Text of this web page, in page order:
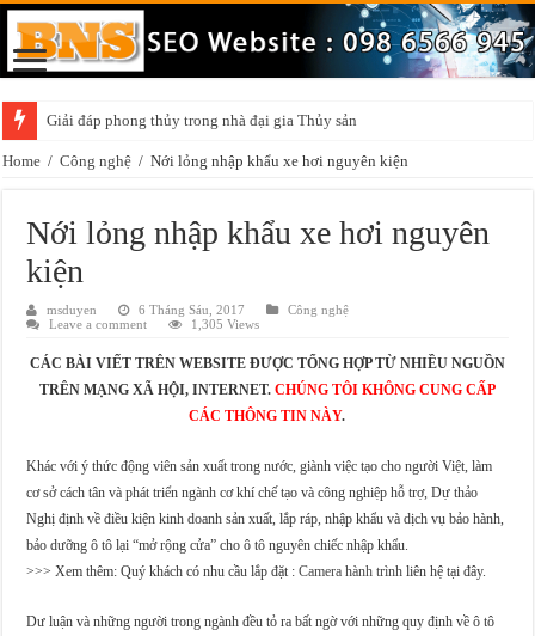
Giải đáp phong thủy trong nhà đại gia Thủy sản
Những điều cần chú ý khi trang trí vật phẩm phong thủy trong nhà
Home / Công nghệ / Nới lỏng nhập khẩu xe hơi nguyên kiện
Nới lỏng nhập khẩu xe hơi nguyên
kiện
msduyen 6 Tháng Sáu, 2017
Công nghệ
Leave a comment
1,305 Views
CÁC BÀI VIẾT TRÊN WEBSITE ĐƯỢC TỔNG HỢP TỪ NHIỀU NGUỒN
TRÊN MẠNG XÃ HỘI, INTERNET. CHÚNG TÔI KHÔNG CUNG CẤP
CÁC THÔNG TIN NÀY.
Khác với ý thức động viên sản xuất trong nước, giành việc tạo cho người Việt, làm
cơ sở cách tân và phát triển ngành cơ khí chế tạo và công nghiệp hỗ trợ, Dự thảo
Nghị định về điều kiện kinh doanh sản xuất, lắp ráp, nhập khẩu và dịch vụ bảo hành,
bảo dưỡng ô tô lại “mở rộng cửa” cho ô tô nguyên chiếc nhập khẩu.
>>> Xem thêm: Quý khách có nhu cầu lắp đặt : Camera hành trình liên hệ tại đây.
Dư luận và những người trong ngành đều tỏ ra bất ngờ với những quy định về ô tô